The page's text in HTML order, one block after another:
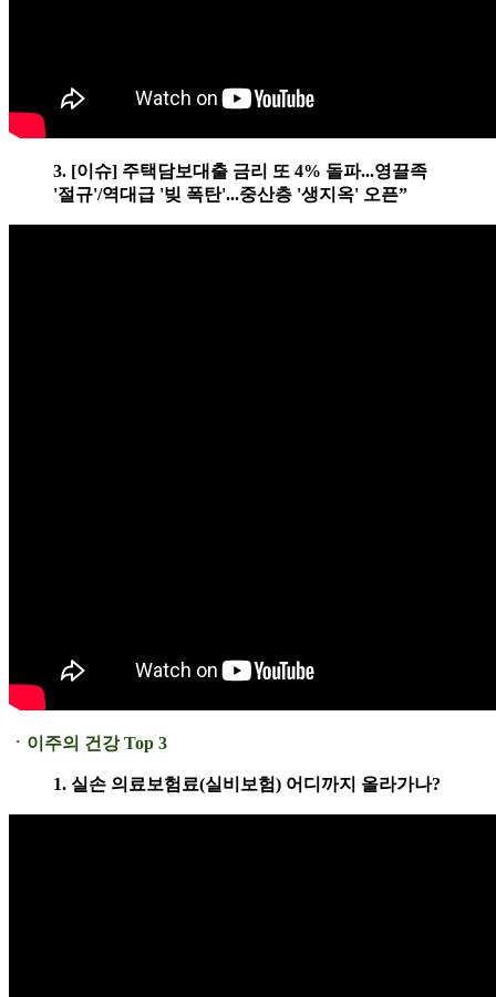
3. [이슈] 주택담보대출 금리 또 4% 돌파...영끌족
'절규'/역대급 '빚 폭탄'...중산층 '생지옥' 오픈”
ㆍ이주의 건강 Top 3
1. 실손 의료보험료(실비보험) 어디까지 올라가나?